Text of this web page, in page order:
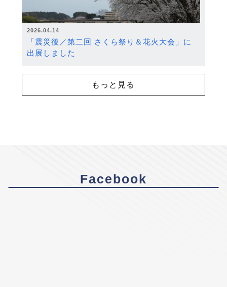
2026.04.14
「震災後／第二回 さくら祭り＆花火大会」に
出展しました
もっと見る
Facebook